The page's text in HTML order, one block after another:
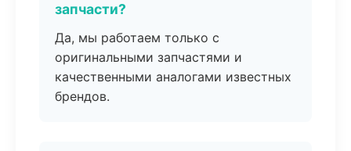
запчасти?
Да, мы работаем только с
оригинальными запчастями и
качественными аналогами известных
брендов.